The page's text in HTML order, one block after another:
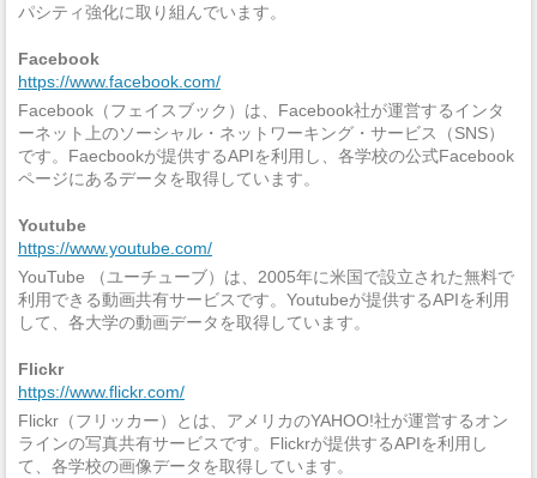
パシティ強化に取り組んでいます。
Facebook
https://www.facebook.com/
Facebook（フェイスブック）は、Facebook社が運営するインタ
ーネット上のソーシャル・ネットワーキング・サービス（SNS）
です。Faecbookが提供するAPIを利用し、各学校の公式Facebook
ページにあるデータを取得しています。
Youtube
https://www.youtube.com/
YouTube （ユーチューブ）は、2005年に米国で設立された無料で
利用できる動画共有サービスです。Youtubeが提供するAPIを利用
して、各大学の動画データを取得しています。
Flickr
https://www.flickr.com/
Flickr（フリッカー）とは、アメリカのYAHOO!社が運営するオン
ラインの写真共有サービスです。Flickrが提供するAPIを利用し
て、各学校の画像データを取得しています。